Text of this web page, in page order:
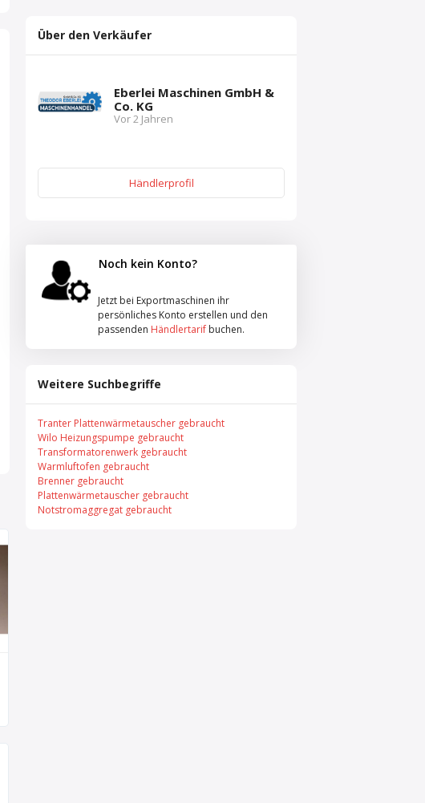
Über den Verkäufer
Eberlei Maschinen GmbH &
Co. KG
Vor 2 Jahren
Händlerprofil
Noch kein Konto?
Jetzt bei Exportmaschinen ihr
persönliches Konto erstellen und den
passenden Händlertarif buchen.
Weitere Suchbegriffe
Tranter Plattenwärmetauscher gebraucht
Wilo Heizungspumpe gebraucht
Transformatorenwerk gebraucht
Warmluftofen gebraucht
Brenner gebraucht
Plattenwärmetauscher gebraucht
Notstromaggregat gebraucht